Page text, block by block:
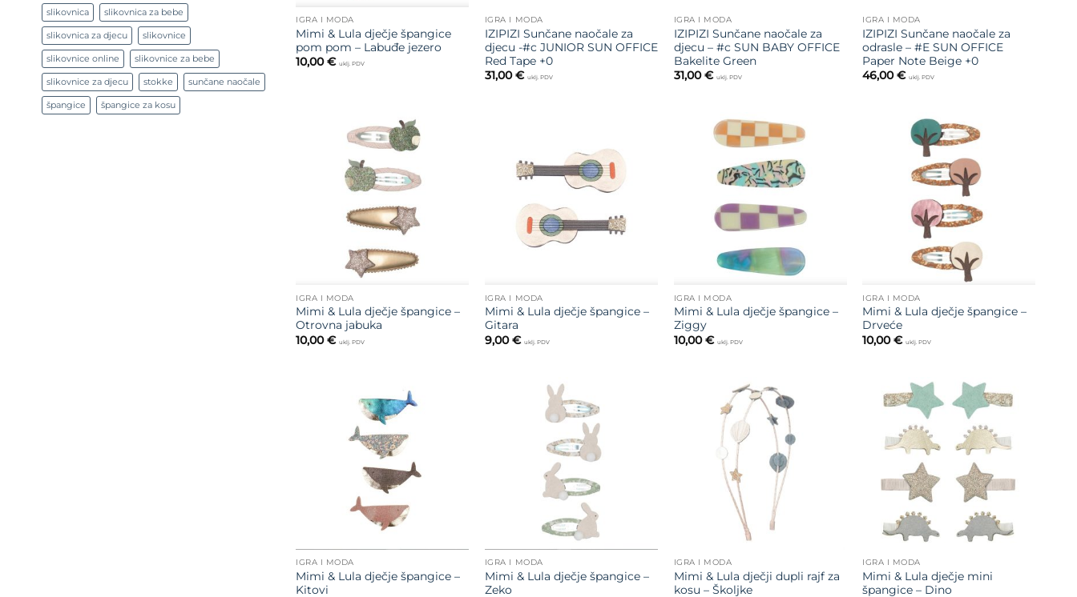
slikovnica slikovnica za bebe
slikovnica za djecu slikovnice
slikovnice online slikovnice za bebe
slikovnice za djecu stokke sunčane naočale
špangice špangice za kosu
IGRA I MODA
Mimi & Lula dječje špangice
pom pom – Labuđe jezero
10,00€ uklj. PDV
IGRA I MODA
IZIPIZI Sunčane naočale za
djecu -#c JUNIOR SUN OFFICE
Red Tape +0
31,00€ uklj. PDV
IGRA I MODA
IZIPIZI Sunčane naočale za
djecu – #c SUN BABY OFFICE
Bakelite Green
31,00€ uklj. PDV
IGRA I MODA
IZIPIZI Sunčane naočale za
odrasle – #E SUN OFFICE
Paper Note Beige +0
46,00€ uklj. PDV
IGRA I MODA
Mimi & Lula dječje špangice –
Otrovna jabuka
10,00€ uklj. PDV
Dodajte
na listu
IGRA I MODA
Mimi & Lula dječje špangice –
Gitara
9,00€ uklj. PDV
na listu
IGRA I MODA
Mimi & Lula dječje špangice –
Ziggy
10,00€ uklj. PDV
IGRA I MODA
Mimi & Lula dječje špangice –
Drveće
10,00€ uklj. PDV
IGRA I MODA
Mimi & Lula dječje špangice –
Kitovi
IGRA I MODA
Mimi & Lula dječje špangice –
Zeko
IGRA I MODA
Mimi & Lula dječji dupli rajf za
kosu – Školjke
na listu
želja
IGRA I MODA
Mimi & Lula dječje mini
špangice – Dino